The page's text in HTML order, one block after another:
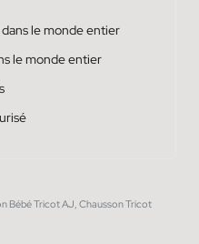
le monde entier
le monde entier
Bébé Tricot AJ, Chausson Tricot